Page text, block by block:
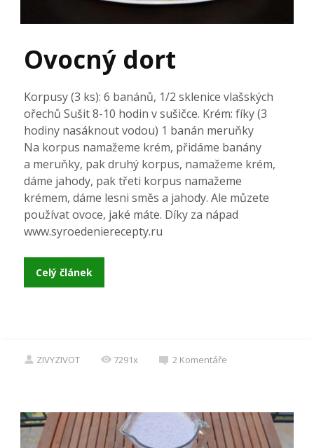
Ovocný dort
Korpusy (3 ks): 6 banánů, 1/2 sklenice vlašských
ořechů Sušit 8-10 hodin v sušičce. Krém: fíky (3
hodiny nasáknout vodou) 1 banán meruňky
Na korpus namažeme krém, přidáme banány
a meruňky, pak druhý korpus, namažeme krém,
dáme jahody, pak třeti korpus namažeme
krémem, dáme lesni směs a jahody. Ale můzete
používat ovoce, jaké máte. Díky za nápad
www.syroedenierecepty.ru
Celý článek
ZIVYZIVOT 7291x 2 Komentáře